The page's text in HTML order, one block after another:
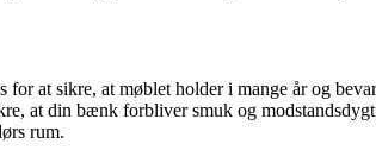
at sikre, at møblet holder i mange år og
at din bænk forbliver smuk og
rum.